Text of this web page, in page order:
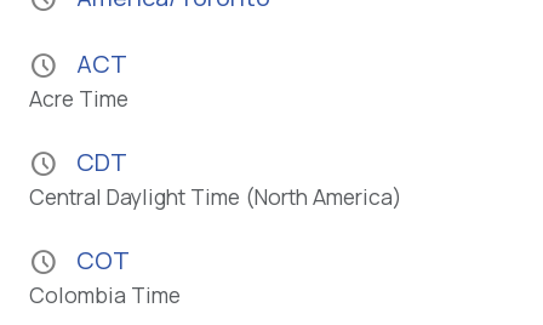
schedule ACT
Acre Time
schedule CDT
Central Daylight Time (North America)
schedule COT
Colombia Time